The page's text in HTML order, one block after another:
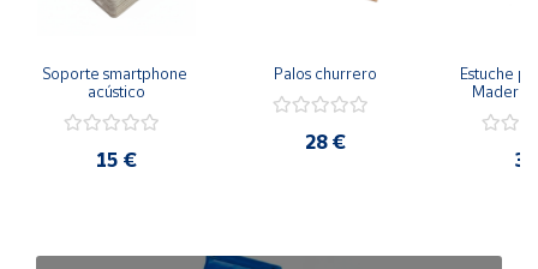
Soporte smartphone
acústico
15 €
Palos churrero
28 €
Estuche
Madera